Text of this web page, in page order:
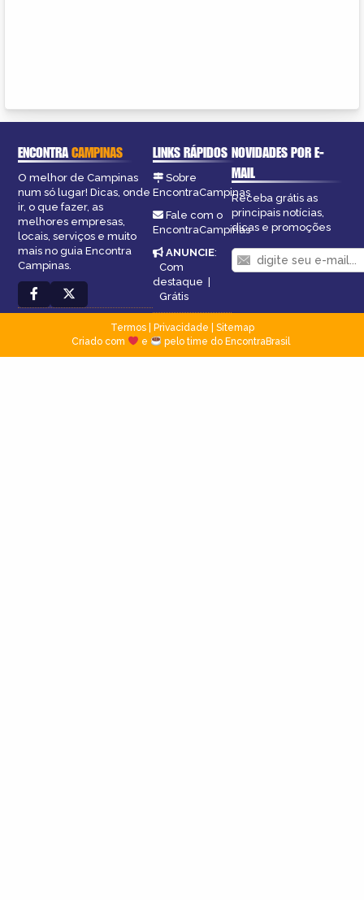
ENCONTRACAMPINAS
O melhor de Campinas
num só lugar! Dicas, onde
ir, o que fazer, as
melhores empresas,
locais, serviços e muito
mais no guia Encontra
Campinas.
LINKS RÁPIDOS
Sobre
EncontraCampinas
Fale com o
EncontraCampinas
ANUNCIE:
Com
destaque |
Grátis
NOVIDADES POR E-
MAIL
Receba grátis as
principais notícias,
dicas e promoções
Termos| Privacidade
Sitemap
Criado com
e pelo time do EncontraBrasil